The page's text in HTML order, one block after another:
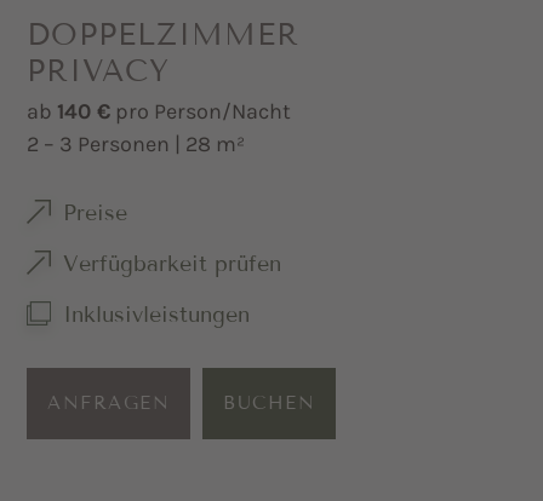
DOPPELZIMMER
PRIVACY
ab 140 € pro Person/Nacht
2 – 3 Personen | 28 m²
Preise
Verfügbarkeit prüfen
Inklusivleistungen
ANFRAGEN BUCHEN